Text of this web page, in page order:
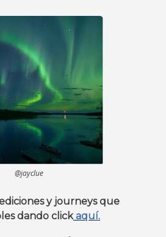
@jayclue
y journeys que
dando clickaquí.